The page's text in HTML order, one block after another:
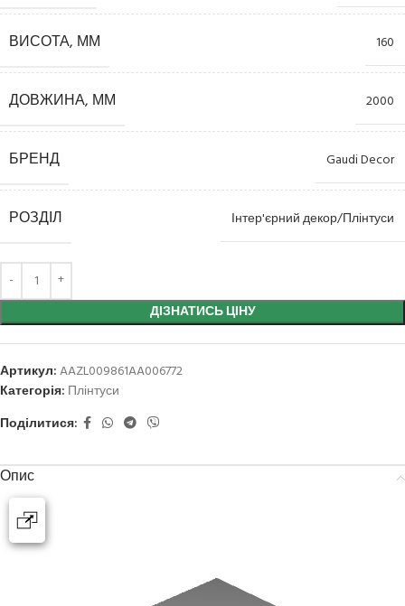
ВИСОТА, ММ 160
ДОВЖИНА, ММ 2000
БРЕНД Gaudi Decor
РОЗДІЛ Інтер'єрний декор/Плінтуси
ДІЗНАТИСЬ ЦІНУ
Артикул:AAZL009861AA006772
Категорія: Плінтуси
Поділитися:
Опис